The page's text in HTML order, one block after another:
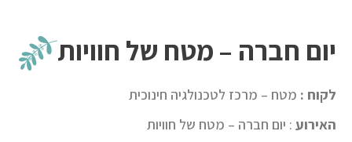
יום חברה – מטח של חוויות
לקוח : מטח – מרכז לטכנולגיה חינוכית
האירוע : יום חברה – מטח של חוויות